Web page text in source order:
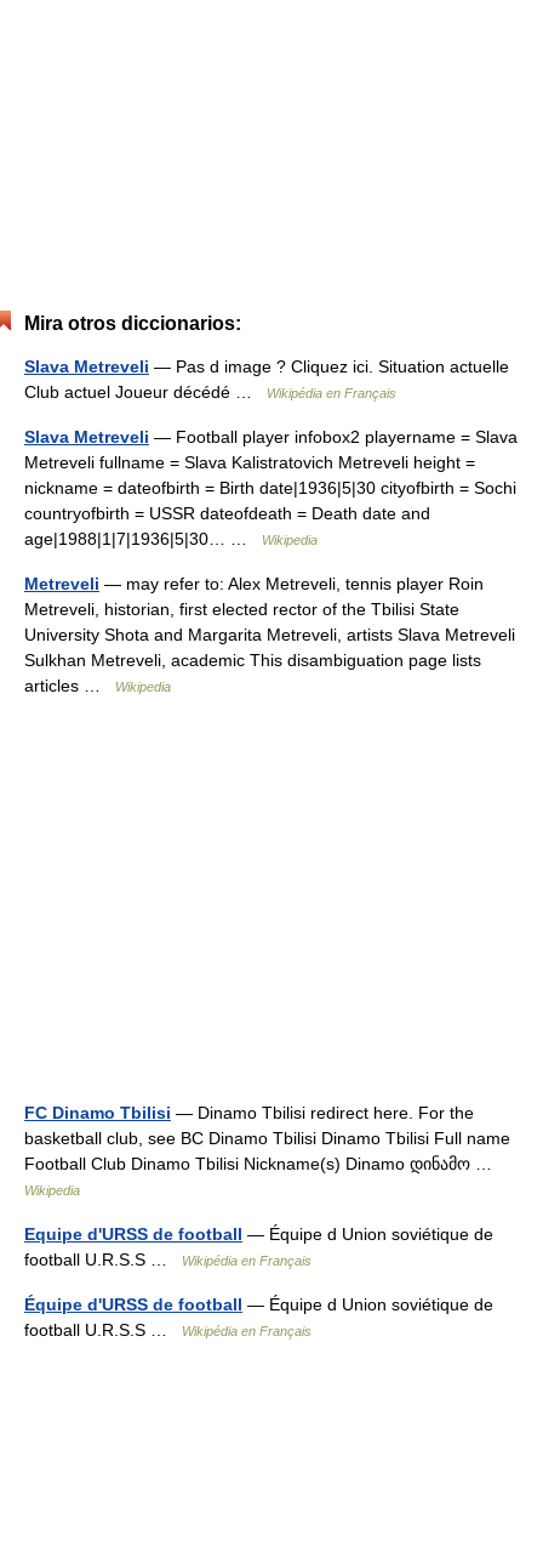
Mira otros diccionarios:
Slava Metreveli — Pas d image ? Cliquez ici. Situation actuelle
Club actuel Joueur décédé …
Wikipédia en Français
Slava Metreveli — Football player infobox2 playername = Slava
Metreveli fullname = Slava Kalistratovich Metreveli height =
nickname = dateofbirth = Birth date|1936|5|30 cityofbirth = Sochi
countryofbirth = USSR dateofdeath = Death date and
age|1988|1|7|1936|5|30… …
Wikipedia
Metreveli — may refer to: Alex Metreveli, tennis player Roin
Metreveli, historian, first elected rector of the Tbilisi State
University Shota and Margarita Metreveli, artists Slava Metreveli
Sulkhan Metreveli, academic This disambiguation page lists
articles …
Wikipedia
FC Dinamo Tbilisi — Dinamo Tbilisi redirect here. For the
basketball club, see BC Dinamo Tbilisi Dinamo Tbilisi Full name
Football Club Dinamo Tbilisi Nickname(s) Dinamo დინამო …
Wikipedia
Equipe d'URSS de football — Équipe d Union soviétique de
football U.R.S.S …
Wikipédia en Français
Équipe d'URSS de football — Équipe d Union soviétique de
football U.R.S.S …
Wikipédia en Français